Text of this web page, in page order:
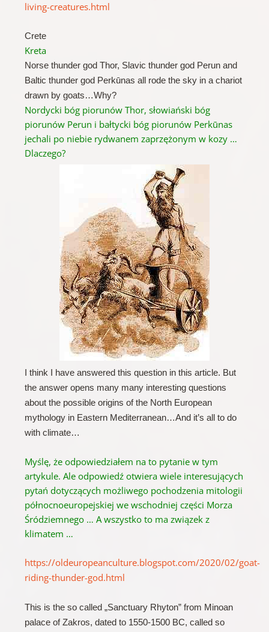
living-creatures.html
Crete
Kreta
Norse thunder god Thor, Slavic thunder god Perun and
Baltic thunder god Perkūnas all rode the sky in a chariot
drawn by goats…Why?
Nordycki bóg piorunów Thor, słowiański bóg
piorunów Perun i bałtycki bóg piorunów Perkūnas
jechali po niebie rydwanem zaprzężonym w kozy …
Dlaczego?
I think I have answered this question in this article. But
the answer opens many many interesting questions
about the possible origins of the North European
mythology in Eastern Mediterranean…And it’s all to do
with climate…
Myślę, że odpowiedziałem na to pytanie w tym
artykule. Ale odpowiedź otwiera wiele interesujących
pytań dotyczących możliwego pochodzenia mitologii
północnoeuropejskiej we wschodniej części Morza
Śródziemnego … A wszystko to ma związek z
klimatem …
https://oldeuropeanculture.blogspot.com/2020/02/goat-
riding-thunder-god.html
This is the so called „Sanctuary Rhyton” from Minoan
palace of Zakros, dated to 1550-1500 BC, called so